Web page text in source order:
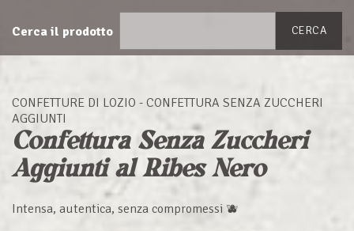
Cerca il prodotto CERCA
CONFETTURE DI LOZIO - CONFETTURA SENZA ZUCCHERI
AGGIUNTI
Confettura Senza Zuccheri
Aggiunti al Ribes Nero
Intensa, autentica, senza compromessi 🫐